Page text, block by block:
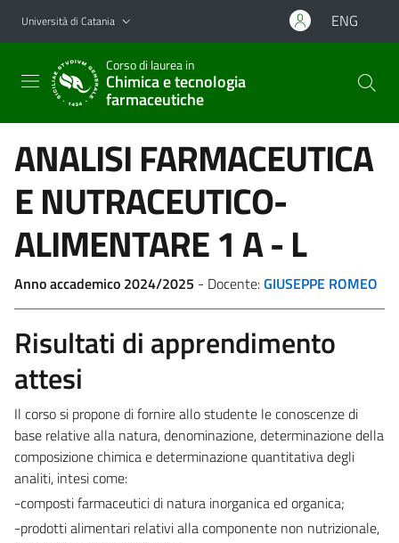
Vai al contenuto principale
Vai al menu di navigazione
Università di Catania ENG
Corso di laurea in
Chimica e tecnologia
farmaceutiche
ANALISI FARMACEUTICA
E NUTRACEUTICO-
ALIMENTARE 1A - L
Anno accademico 2024/2025 - Docente:GIUSEPPE ROMEO
Risultati di apprendimento
attesi
Il corso si propone di fornire allo studente le conoscenze di
base relative alla natura, denominazione, determinazione della
composizione chimica e determinazione quantitativa degli
analiti, intesi come:
-composti farmaceutici di natura inorganica ed organica;
-prodotti alimentari relativi alla componente non nutrizionale,